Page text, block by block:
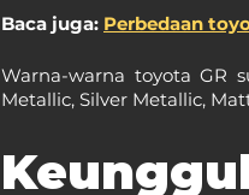
Baca juga: Perbedaan
Warna-warna toyota GR
Metallic, Silver Metallic,